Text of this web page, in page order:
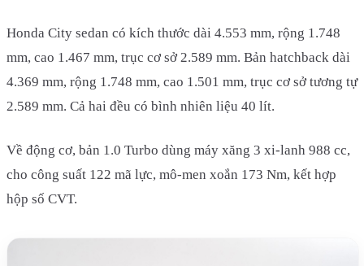
Honda City sedan có kích thước dài 4.553 mm, rộng 1.748
mm, cao 1.467 mm, trục cơ sở 2.589 mm. Bản hatchback dài
4.369 mm, rộng 1.748 mm, cao 1.501 mm, trục cơ sở tương tự
2.589 mm. Cả hai đều có bình nhiên liệu 40 lít.
Về động cơ, bản 1.0 Turbo dùng máy xăng 3 xi-lanh 988 cc,
cho công suất 122 mã lực, mô-men xoắn 173 Nm, kết hợp
hộp số CVT.